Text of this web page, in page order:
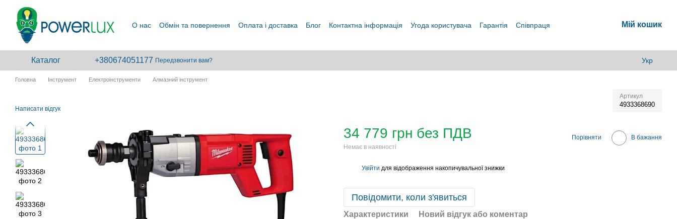
Перейти до основного контенту
О нас Обмін та повернення Оплата і доставка Блог Контактна інформація Угода користувача Гарантія Співпраця Мій кошик
Каталог +380674051177 Передзвонити вам? Укр
Головна Інструмент Електроінструменти Алмазний інструмент
Артикул
4933368690
Написати відгук
34 779 грн без ПДВ
Немає в наявності
Порівняти В бажання
Увійти для відображення накопичувальної знижки
Повідомити, коли з'явиться
Характеристики Новий відгук або коментар